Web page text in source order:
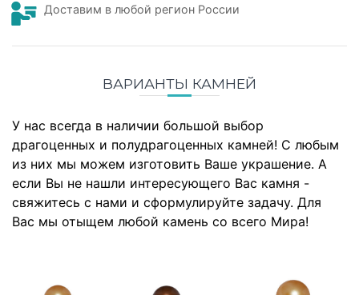
Доставим в любой регион России
ВАРИАНТЫ КАМНЕЙ
У нас всегда в наличии большой выбор
драгоценных и полудрагоценных камней! С любым
из них мы можем изготовить Ваше украшение. А
если Вы не нашли интересующего Вас камня -
свяжитесь с нами и сформулируйте задачу. Для
Вас мы отыщем любой камень со всего Мира!